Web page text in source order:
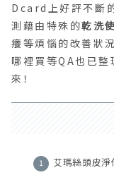
Dcard上好評不斷
測藉由特殊的乾洗
癢等煩惱的改善狀
哪裡買等QA也已整
來！
艾瑪絲頭皮淨